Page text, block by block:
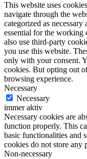
This website uses
navigate through the
categorized as
essential for the working
also use third-party
you use this website.
only with your consent.
cookies. But opting out
browsing experience.
Necessary
Necessary
immer aktiv
Necessary cookies are
function properly. This
basic functionalities and
cookies do not store any
Non-necessary